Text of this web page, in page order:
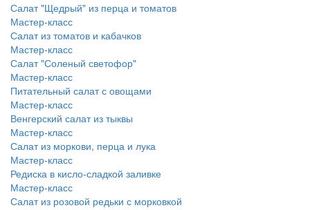
Салат "Щедрый" из перца и томатов
Мастер-класс
Салат из томатов и кабачков
Мастер-класс
Салат "Соленый светофор"
Мастер-класс
Питательный салат с овощами
Мастер-класс
Венгерский салат из тыквы
Мастер-класс
Салат из моркови, перца и лука
Мастер-класс
Редиска в кисло-сладкой заливке
Мастер-класс
Салат из розовой редьки с морковкой